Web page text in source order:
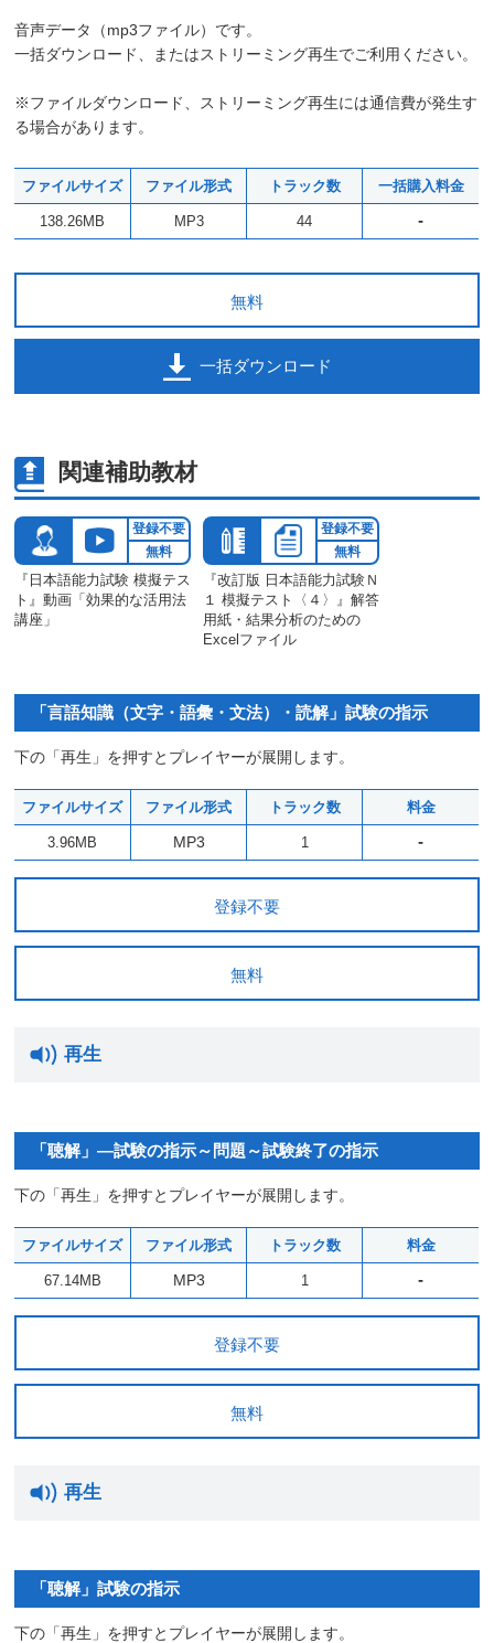
音声データ（mp3ファイル）です。
一括ダウンロード、またはストリーミング再生でご利用ください。
※ファイルダウンロード、ストリーミング再生には通信費が発生す
る場合があります。
ファイルサイズ ファイル形式 トラック数 一括購入料金
138.26MB MP3 44 -
無料
一括ダウンロード
関連補助教材
『日本語能力試験 模擬テス
ト』動画「効果的な活用法
講座」
登録不要
無料
『改訂版 日本語能力試験Ｎ
１ 模擬テスト〈４〉』解答
用紙・結果分析のための
Excelファイル
登録不要
無料
「言語知識（文字・語彙・文法）・読解」試験の指示
下の「再生」を押すとプレイヤーが展開します。
ファイルサイズ ファイル形式 トラック数 料金
3.96MB MP3 1 -
登録不要
無料
再生
「聴解」―試験の指示～問題～試験終了の指示
下の「再生」を押すとプレイヤーが展開します。
ファイルサイズ ファイル形式 トラック数 料金
67.14MB MP3 1 -
登録不要
無料
再生
「聴解」試験の指示
下の「再生」を押すとプレイヤーが展開します。